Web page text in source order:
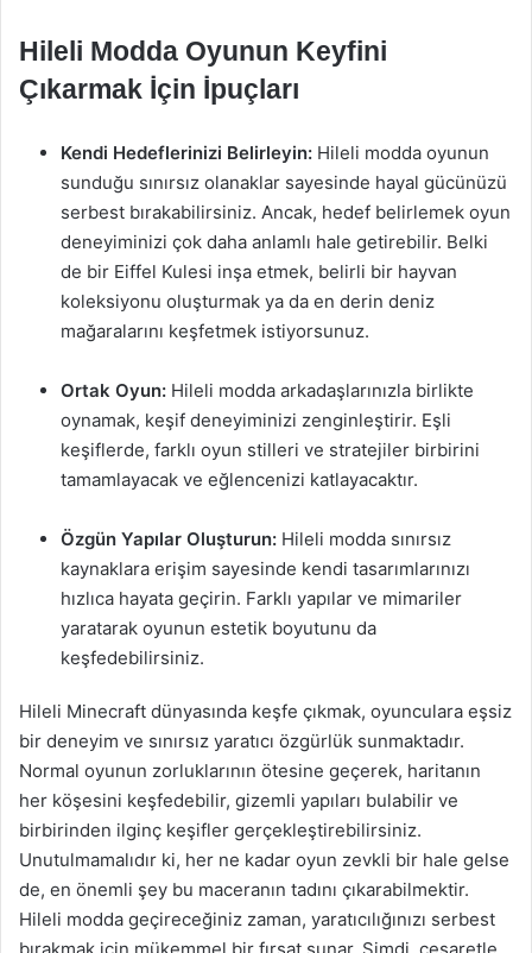
Hileli Modda Oyunun Keyfini
Çıkarmak İçin İpuçları
Kendi Hedeflerinizi Belirleyin: Hileli modda oyunun
sunduğu sınırsız olanaklar sayesinde hayal gücünüzü
serbest bırakabilirsiniz. Ancak, hedef belirlemek oyun
deneyiminizi çok daha anlamlı hale getirebilir. Belki
de bir Eiffel Kulesi inşa etmek, belirli bir hayvan
koleksiyonu oluşturmak ya da en derin deniz
mağaralarını keşfetmek istiyorsunuz.
Ortak Oyun: Hileli modda arkadaşlarınızla birlikte
oynamak, keşif deneyiminizi zenginleştirir. Eşli
keşiflerde, farklı oyun stilleri ve stratejiler birbirini
tamamlayacak ve eğlencenizi katlayacaktır.
Özgün Yapılar Oluşturun: Hileli modda sınırsız
kaynaklara erişim sayesinde kendi tasarımlarınızı
hızlıca hayata geçirin. Farklı yapılar ve mimariler
yaratarak oyunun estetik boyutunu da
keşfedebilirsiniz.
Hileli Minecraft dünyasında keşfe çıkmak, oyunculara eşsiz
bir deneyim ve sınırsız yaratıcı özgürlük sunmaktadır.
Normal oyunun zorluklarının ötesine geçerek, haritanın
her köşesini keşfedebilir, gizemli yapıları bulabilir ve
birbirinden ilginç keşifler gerçekleştirebilirsiniz.
Unutulmamalıdır ki, her ne kadar oyun zevkli bir hale gelse
de, en önemli şey bu maceranın tadını çıkarabilmektir.
Hileli modda geçireceğiniz zaman, yaratıcılığınızı serbest